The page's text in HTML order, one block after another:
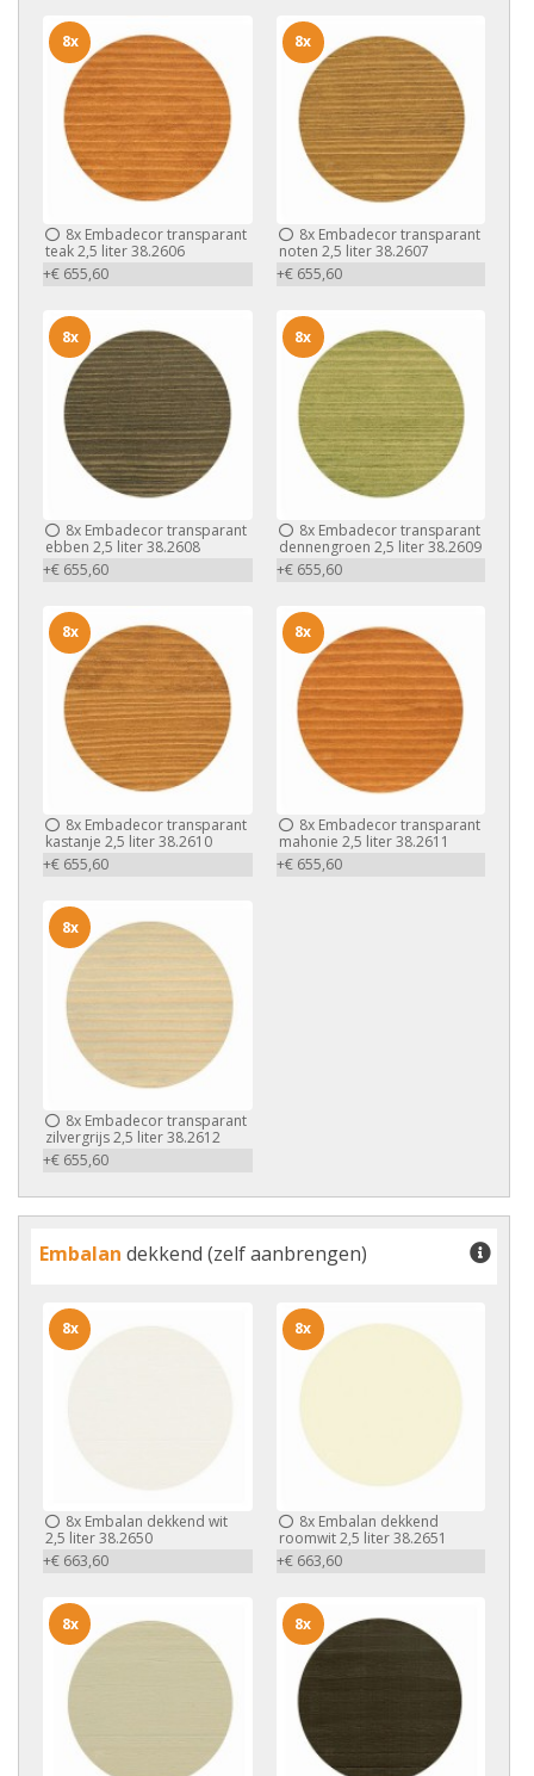
8x Embadecor transparant
teak 2,5 liter 38.2606
+€ 655,60
8x
8xEmbadecor transparant
noten 2,5 liter 38.2607
+€ 655,60
8x
8x Embadecor transparant
ebben 2,5 liter 38.2608
+€ 655,60
8x
8xEmbadecor transparant
dennengroen 2,5 liter 38.2609
+€ 655,60
8x
8x Embadecor transparant
kastanje 2,5 liter 38.2610
+€ 655,60
8x
8xEmbadecor transparant
mahonie 2,5 liter 38.2611
+€ 655,60
8x
8x Embadecor transparant
zilvergrijs 2,5 liter 38.2612
+€ 655,60
8x
Embalan dekkend (zelf aanbrengen)
8x Embalan dekkend wit
2,5 liter 38.2650
+€ 663,60
8x
8xEmbalan dekkend
roomwit 2,5 liter 38.2651
+€ 663,60
8x
8x 8x